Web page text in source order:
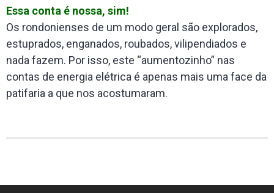
Essa conta é nossa, sim!
Os rondonienses de um modo geral são explorados,
estuprados, enganados, roubados, vilipendiados e
nada fazem. Por isso, este “aumentozinho” nas
contas de energia elétrica é apenas mais uma face da
patifaria a que nos acostumaram.